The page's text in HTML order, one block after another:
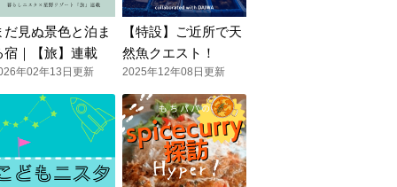
だ見ぬ景色と泊ま
宿｜【旅】連載
年02年13日更新
【特設】ご近所で天
然魚クエスト！
2025年12年08日更新